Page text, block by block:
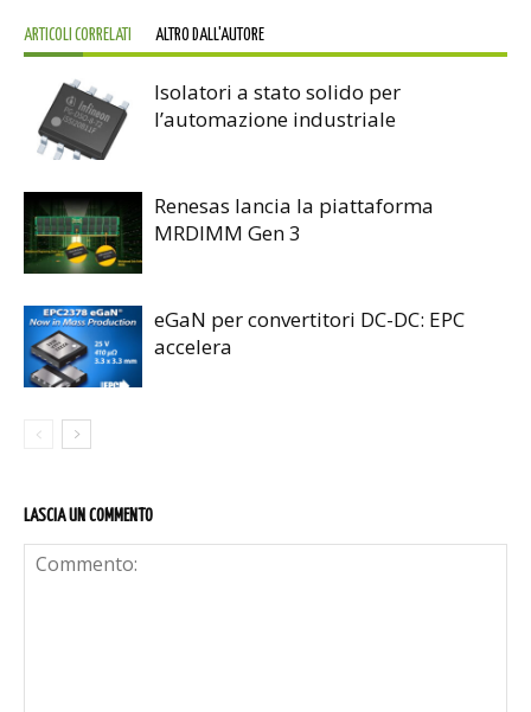
ARTICOLI CORRELATI ALTRO DALL'AUTORE
Isolatori a stato solido per
l’automazione industriale
Renesas lancia la piattaforma
MRDIMM Gen 3
eGaN per convertitori DC-DC: EPC
accelera
LASCIA UN COMMENTO